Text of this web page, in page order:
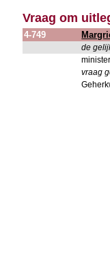
Vraag om
4-749
de
vraag